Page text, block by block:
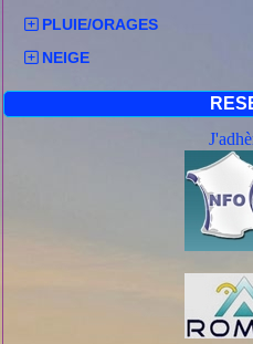
PLUIE/ORAGES
NEIGE